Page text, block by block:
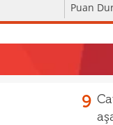
Puan
9